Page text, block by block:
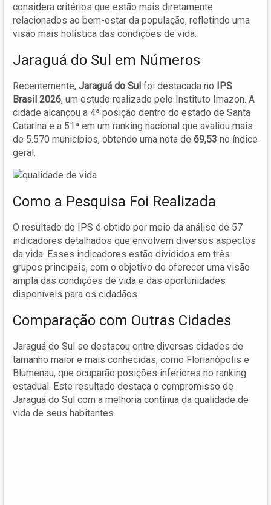
considera critérios que estão mais diretamente
relacionados ao bem-estar da população, refletindo uma
visão mais holística das condições de vida.
Jaraguá do Sul em Números
Recentemente, Jaraguá do Sul foi destacada no IPS
Brasil 2026, um estudo realizado pelo Instituto Imazon. A
cidade alcançou a 4ª posição dentro do estado de Santa
Catarina e a 51ª em um ranking nacional que avaliou mais
de 5.570 municípios, obtendo uma nota de 69,53 no índice
geral.
Como a Pesquisa Foi Realizada
O resultado do IPS é obtido por meio da análise de 57
indicadores detalhados que envolvem diversos aspectos
da vida. Esses indicadores estão divididos em três
grupos principais, com o objetivo de oferecer uma visão
ampla das condições de vida e das oportunidades
disponíveis para os cidadãos.
Comparação com Outras Cidades
Jaraguá do Sul se destacou entre diversas cidades de
tamanho maior e mais conhecidas, como Florianópolis e
Blumenau, que ocuparão posições inferiores no ranking
estadual. Este resultado destaca o compromisso de
Jaraguá do Sul com a melhoria contínua da qualidade de
vida de seus habitantes.